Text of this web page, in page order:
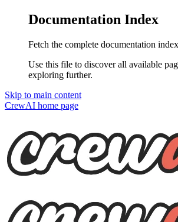
Documentation Index
Fetch the complete documentation
Use this file to discover all available
exploring further.
Skip to main content
CrewAI home page